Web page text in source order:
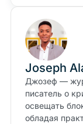
Joseph
Джозеф —
писатель о
освещать
обладая